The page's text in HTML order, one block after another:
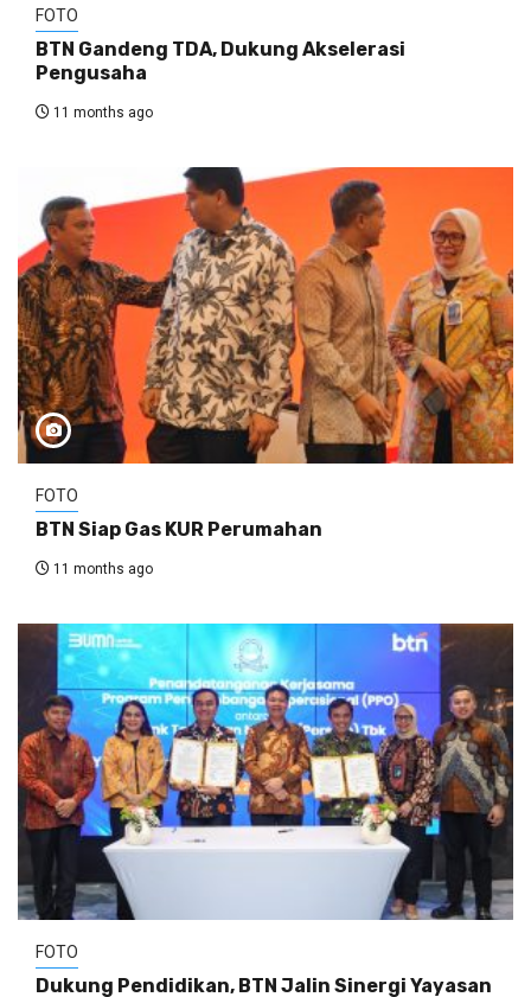
FOTO
BTN Gandeng TDA, Dukung Akselerasi
Pengusaha
11 months ago
FOTO
BTN Siap Gas KUR Perumahan
11 months ago
FOTO
Dukung Pendidikan, BTN Jalin Sinergi Yayasan